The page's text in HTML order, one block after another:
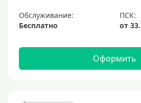
Обслуживание:
Бесплатно
Оформить